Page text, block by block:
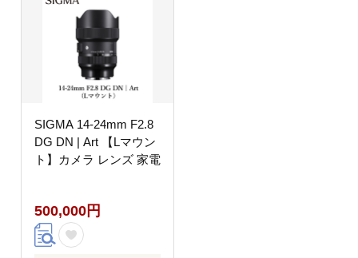
SIGMA 14-24mm F2.8
DG DN | Art 【Lマウン
ト】カメラ レンズ 家電
500,000円